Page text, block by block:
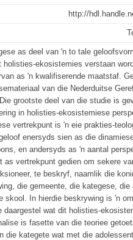
http://
as deel van 'n to tale
holisties-ekosistemies verstaan
as 'n kwalifiserende maatstaf.
van die Nederduitse
grootste deel van die studie is
in holisties-ekosistemiese
vertrekpunt is 'n eie prakties-
enersyds sien as die
en andersyds as 'n aantal
as vertrekpunt gedien om sekere
te beskryf, naamlik die
die gemeente, die kategese, die
skool. In hierdie beskrywing is 'n
daargestel wat dit holisties-
is fasette van die teoriee
die kategete wat met die